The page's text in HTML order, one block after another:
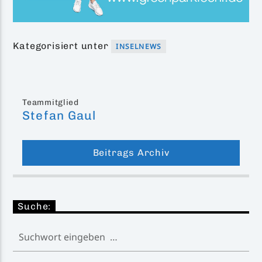
Kategorisiert unter INSELNEWS
Teammitglied
Stefan Gaul
Beitrags Archiv
Suche: